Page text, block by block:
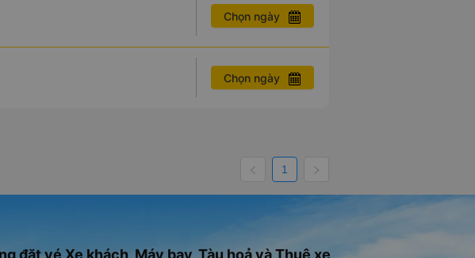
Chọn ngày
Chọn ngày
1
đặt vé Xe khách, Máy bay, Tàu hoả và Thuê xe